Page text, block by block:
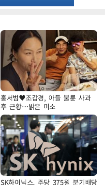
홍서범♥조갑경, 아들 불륜 사과
후 근황…밝은 미소
SK하이닉스, 주당 375원 분기배당